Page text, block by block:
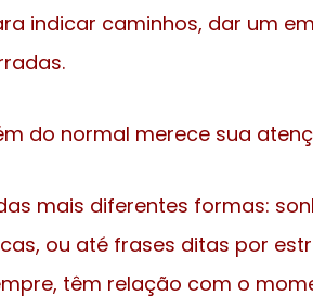
indicar caminhos, dar um
do normal merece sua
mais diferentes formas:
ou até frases ditas por
têm relação com o